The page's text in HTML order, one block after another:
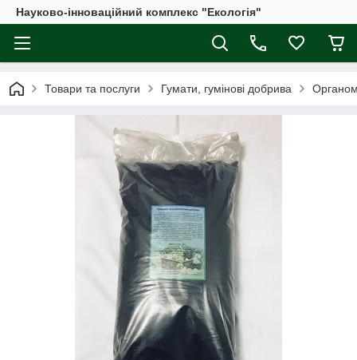
Науково-інноваційний комплекс "Екологія"
Товари та послуги Гумати, гумінові добрива